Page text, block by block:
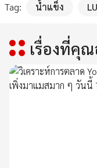
Tag: น้ำแข็ง
เรื่องที่คุ